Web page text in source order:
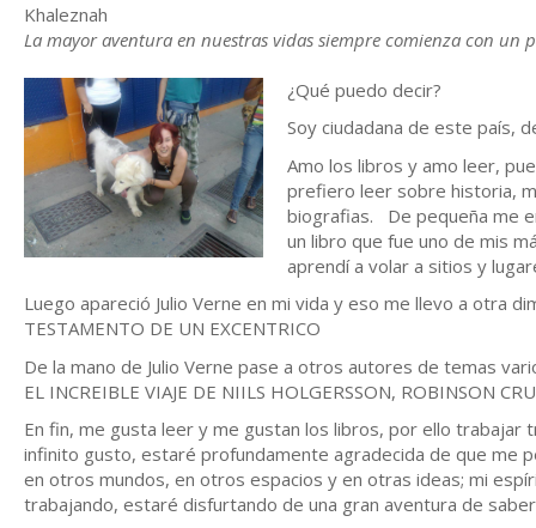
Khaleznah
La mayor aventura en nuestras vidas siempre comienza con un
¿Qué puedo decir?
Soy ciudadana de este país,
Amo los libros y amo leer,
prefiero leer sobre historia,
biografias. De pequeña me
un libro que fue uno de mis
aprendí a volar a sitios y
Luego apareció Julio Verne en mi vida y eso me llevo a otra
TESTAMENTO DE UN EXCENTRICO
De la mano de Julio Verne pase a otros autores de temas
EL INCREIBLE VIAJE DE NIILS HOLGERSSON, ROBINSON
En fin, me gusta leer y me gustan los libros, por ello
infinito gusto, estaré profundamente agradecida de que me
en otros mundos, en otros espacios y en otras ideas; mi
trabajando, estaré disfurtando de una gran aventura de